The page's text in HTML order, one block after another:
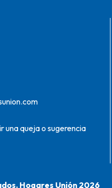
una queja o sugerencia
Hogares Unión 2026